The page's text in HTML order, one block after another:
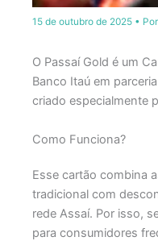
15 de outubro de 2025 • Por
O Passaí Gold é um
Banco Itaú em
criado especialmente
Como Funciona?
Esse cartão combina
tradicional com
rede Assaí. Por isso,
para consumidores